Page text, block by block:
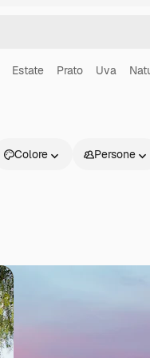
Estate Prato Uva
Colore Persone